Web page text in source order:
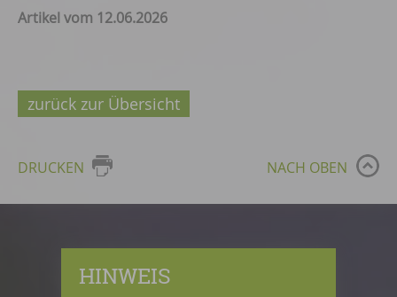
Artikel vom 12.06.2026
zurück zur Übersicht
DRUCKEN NACH OBEN
HINWEIS